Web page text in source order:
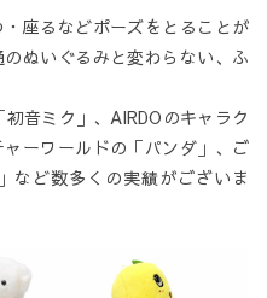
座るなどポーズをとることが
ぬいぐるみと変わらない、ふ
音ミク」、AIRDOのキャラク
ーワールドの「パンダ」、ご
など数多くの実績がございま